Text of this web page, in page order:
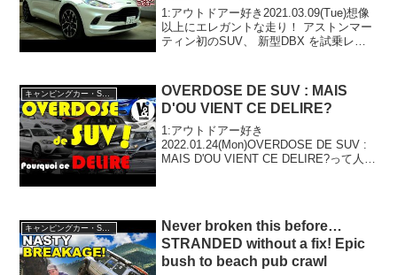
1:アウトドアー好き2021.03.09(Tue)想像
以上にエレガントな走り！ アストンマー
ティン初のSUV、 新型DBX を試乗レビ
2021.03.09(Tue)この動画は注...
OVERDOSE DE SUV : MAIS
D'OU VIENT CE DELIRE?
1:アウトドアー好き
2022.01.24(Mon)OVERDOSE DE SUV :
MAIS D'OU VIENT CE DELIRE?って人気
キャンピングカー・SUV人気車種
Never broken this before…
STRANDED without a fix! Epic
bush to beach pub crawl